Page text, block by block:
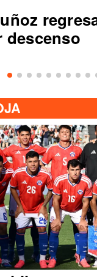
descenso